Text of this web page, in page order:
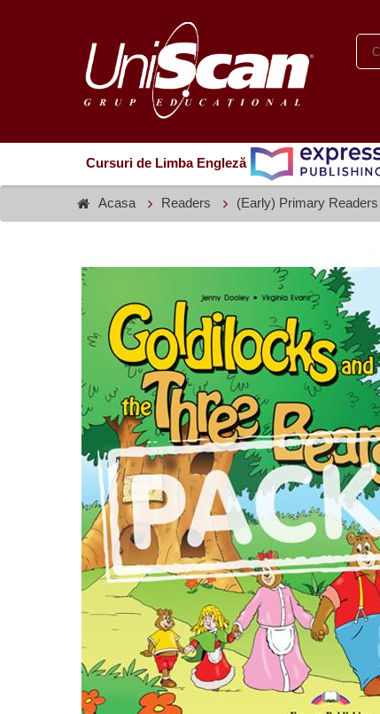
Cursuri de Limba Engleză
Acasa Readers (Early) Primary Readers